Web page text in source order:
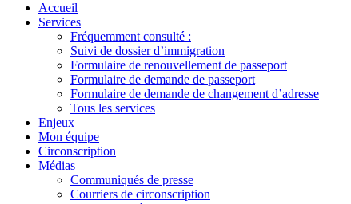
Accueil
Services
Fréquemment consulté :
Suivi de dossier d’immigration
Formulaire de renouvellement de passeport
Formulaire de demande de passeport
Formulaire de demande de changement d’adresse
Tous les services
Enjeux
Mon équipe
Circonscription
Médias
Communiqués de presse
Courriers de circonscription